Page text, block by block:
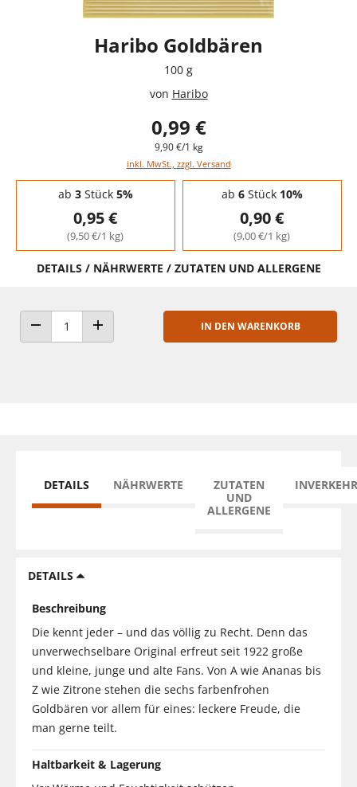
Haribo Goldbären
100 g
von Haribo
0,99 €
9,90 €/1 kg
inkl. MwSt., zzgl. Versand
Staffelpreise - Mengenrabatt
ab 3Stück 5%
0,95 €
(9,50 €/1 kg)
ab 6Stück 10%
0,90 €
(9,00 €/1 kg)
DETAILS / NÄHRWERTE / ZUTATEN UND ALLERGENE
ANZAHL VERRINGERNANZAHL ERHÖHEN
IN DEN WARENKORB
DETAILS NÄHRWERTE
ZUTATEN
UND
ALLERGENE
DETAILS
Beschreibung
Die kennt jeder – und das völlig zu Recht. Denn das
unverwechselbare Original erfreut seit 1922 große
und kleine, junge und alte Fans. Von A wie Ananas bis
Z wie Zitrone stehen die sechs farbenfrohen
Goldbären vor allem für eines: leckere Freude, die
man gerne teilt.
Haltbarkeit & Lagerung